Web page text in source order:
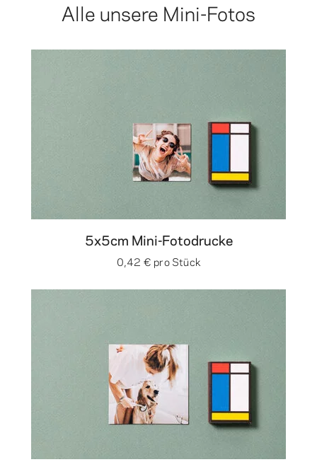
Alle unsere Mini-Fotos
5x5cm Mini-Fotodrucke
0,42 € pro Stück